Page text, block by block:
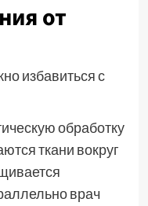
от
избавиться с
обработку
ткани вокруг
врач